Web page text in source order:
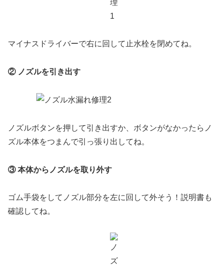
マイナスドライバーで右に回して止水栓を閉めてね。
② ノズルを引き出す
ノズルボタンを押して引き出すか、ボタンがなかったらノ
ズル本体をつまんで引っ張り出してね。
③ 本体からノズルを取り外す
ゴム手袋をしてノズル部分を左に回して外そう！説明書も
確認してね。